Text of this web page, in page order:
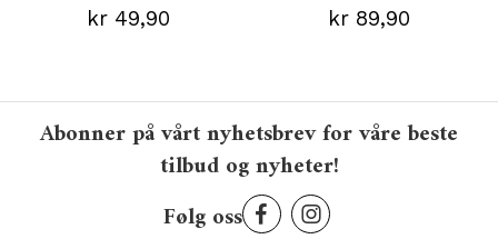
kr 49,90 kr 89,90
Abonner på vårt nyhetsbrev for våre beste
tilbud og nyheter!
Følg oss